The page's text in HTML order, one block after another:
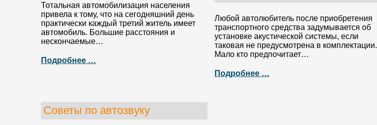
Тотальная автомобилизация населения
привела к тому, что на сегодняшний день
практически каждый третий житель имеет
автомобиль. Большие расстояния и
нескончаемые…
Подробнее …
Любой автолюбитель после приобретения
транспортного средства задумывается об
установке акустической системы, если
таковая не предусмотрена в комплектации.
Мало кто предпочитает…
Подробнее …
Советы по автозвуку